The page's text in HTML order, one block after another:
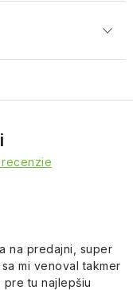
na predajni, super
mi venoval takmer
tu najlepšiu